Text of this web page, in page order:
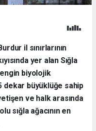
il sınırlarının
yer alan Sığla
biyolojik
dekar büyüklüğe sahip
ve halk arasında
sığla ağacının en